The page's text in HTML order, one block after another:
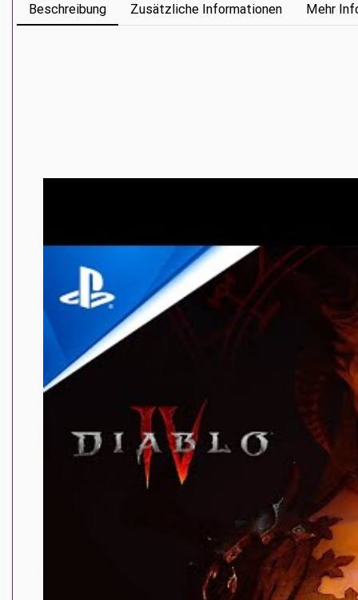
Beschreibung Zusätzliche Informationen Mehr